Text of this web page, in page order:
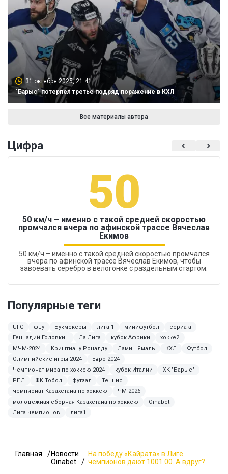
31 октября 2025, 21:41
"Барыс" потерпел третье подряд поражение в КХЛ
Все материалы автора
Цифра
50
50 км/ч – именно с такой средней скоростью
промчался вчера по афинской трассе Вячеслав
Екимов
50 км/ч – именно с такой средней скоростью промчался
вчера по афинской трассе Вячеслав Екимов, чтобы
завоевать серебро в велогонке с раздельным стартом.
Популярные теги
UFC фцу Букмекеры лига 1 минифутбол
сериа а
Геннадий Головкин
Ла Лига кубок Африки
хоккей
МЧМ-2024
Криштиану Роналду Ламин Ямаль КХЛ
Футбол
Олимпийские игры 2024
Евро-2024
Чемпионат мира по хоккею 2024
кубок Италии
ХК "Барыс"
РПЛ
ФК Тобол футзал
Теннис
чемпионат Казахстана по хоккею
ЧМ-2026
молодежная сборная Казахстана по хоккею
Oinabet
Лига чемпионов
лига1
Главная
Новости
Oinabet
На победу «Кайрата» в Лиге
чемпионов дают 1001.00. А вдруг?